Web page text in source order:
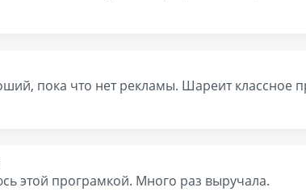
пока что нет рекламы. Шареит
этой програмкой. Много раз выручала.